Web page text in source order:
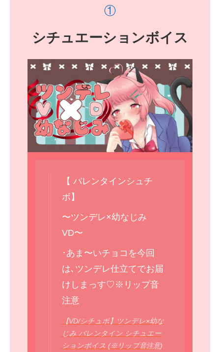
シチュエーションボイス
【 バレンタインシュチ
ボ】
〜ツンデレ×幼なじみ
VD〜
･あま〜いチョコを今回
は､ツンデレ仕立てでお届
けしまっす♡※リップ音
注意
【VD/シチュボ】ツンデレ×幼な
じみ バレンタイン シチュエー
ションボイス (※リップ音注意)